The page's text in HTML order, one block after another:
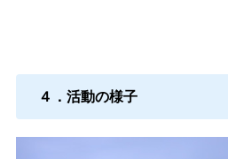
４．活動の様子